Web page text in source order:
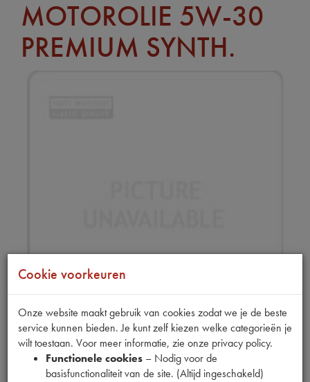
MOTOROLIE 5W-30
PREMIUM SYNTH.
Fabrikant
MPM
Cookie voorkeuren
Onze website maakt gebruik van cookies zodat we je de beste
service kunnen bieden. Je kunt zelf kiezen welke categorieën je
wilt toestaan. Voor meer informatie, zie onze privacy policy.
Functionele cookies – Nodig voor de
basisfunctionaliteit van de site. (Altijd ingeschakeld)